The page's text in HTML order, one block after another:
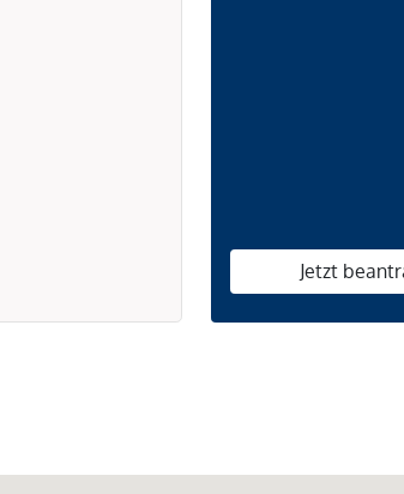
Jetzt